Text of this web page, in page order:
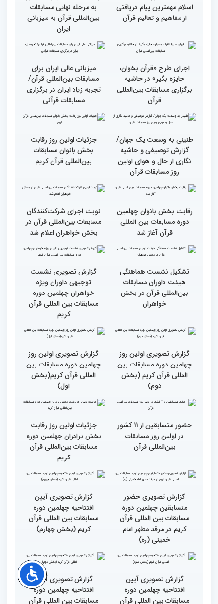
اسلام مهمترین پیام دریافتی
از مفاهیم و تعالیم قرآن
به مرحله نهایی مسابقات
بین‌المللی قرآن به میزبانی
ایران
اجرای طرح «قرآن بخوان،
جایزه بگیر» در حاشیه
برگزاری مسابقات بین‌المللی
قرآن
میزبانی عالی ایران برای
مسابقات بین‌المللی قرآن/
تجربه زیاد ایران در برگزاری
مسابقات قرآنی
طنینی به وسعت یک جهان/
گزارش توصیفی و حاشیه
نگاری از حال و هوای اولین
روز مسابقات قرآن
بخش بانوان مسابقات
بین‌المللی قرآن کریم
رقابت بخش بانوان چهلمین
دوره مسابقات بین المللی
قرآن آغاز شد
نوبت اجرای شرکت‌کنندگان
مسابقات بین‌المللی قرآن در
بخش خواهران اعلام شد
تشکیل نشست هماهنگی
بین‌المللی قرآن در بخش
خواهران
گزارش تصویری نشست
توجیهی داوران ویژه
خواهران چهلمین دوره
مسابقات بین المللی قرآن
کریم
گزارش تصویری اولین روز
چهلمین دوره مسابقات بین
المللی قرآن کریم (بخش
دوم)
گزارش تصویری اولین روز
چهلمین دوره مسابقات بین
المللی قرآن کریم(بخش
اول)
در اولین روز مسابقات
بین‌المللی قرآن
جزئیات اولین روز رقابت
بخش برادران چهلمین دوره
مسابقات بین‌المللی قرآن
کریم
گزارش تصویری حضور
متسابقین چهلمین دوره
مسابقات بین المللی قرآن
کریم در مرقد مطهر امام
خمینی (ره)
گزارش تصویری آیین
مسابقات بین المللی قرآن
کریم (بخش چهارم)